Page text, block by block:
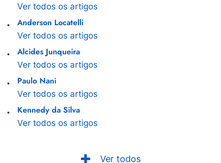
Ver todos os artigos
Anderson Locatelli
Ver todos os artigos
Alcides Junqueira
Ver todos os artigos
Paulo Nani
Ver todos os artigos
Kennedy da Silva
Ver todos os artigos
Ver todos